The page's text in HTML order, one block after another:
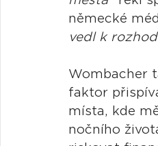
německé
vedl k
Wombacher
faktor
místa, kde
nočního